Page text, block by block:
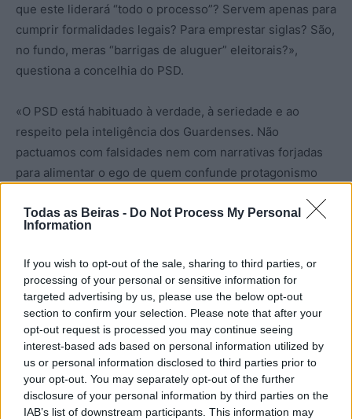
Todas as Beiras - Do Not Process My Personal
Information
If you wish to opt-out of the sale, sharing to third parties, or
processing of your personal or sensitive information for
targeted advertising by us, please use the below opt-out
section to confirm your selection. Please note that after your
opt-out request is processed you may continue seeing
interest-based ads based on personal information utilized by
us or personal information disclosed to third parties prior to
your opt-out. You may separately opt-out of the further
disclosure of your personal information by third parties on the
IAB’s list of downstream participants. This information may
que este liderará “todo o processo”? Servem apenas para
cumprir formalidades legais? Para emprestar siglas? São,
no fundo, meras “barrigas de aluguer” eleitorais?»,
questiona a concelhia do PSD.
«O PSD está habituado à verdade, à seriedade e ao
respeito pela inteligência dos Guardenses. Não
pactuamos com falsidades nem com narrativas forjadas
para alimentar o ego de quem confunde protagonismo
democratas.
Artigo anterior
Coligação formada entre o
Próximo artigo
Cidadãos organizam